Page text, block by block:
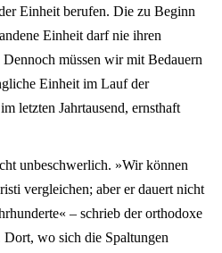
Einheit berufen. Die zu Beginn
Einheit darf nie ihren
müssen wir mit Bedauern
Einheit im Lauf der
letzten Jahrtausend, ernsthaft
unbeschwerlich. »Wir können
vergleichen; aber er dauert nicht
– schrieb der orthodoxe
wo sich die Spaltungen